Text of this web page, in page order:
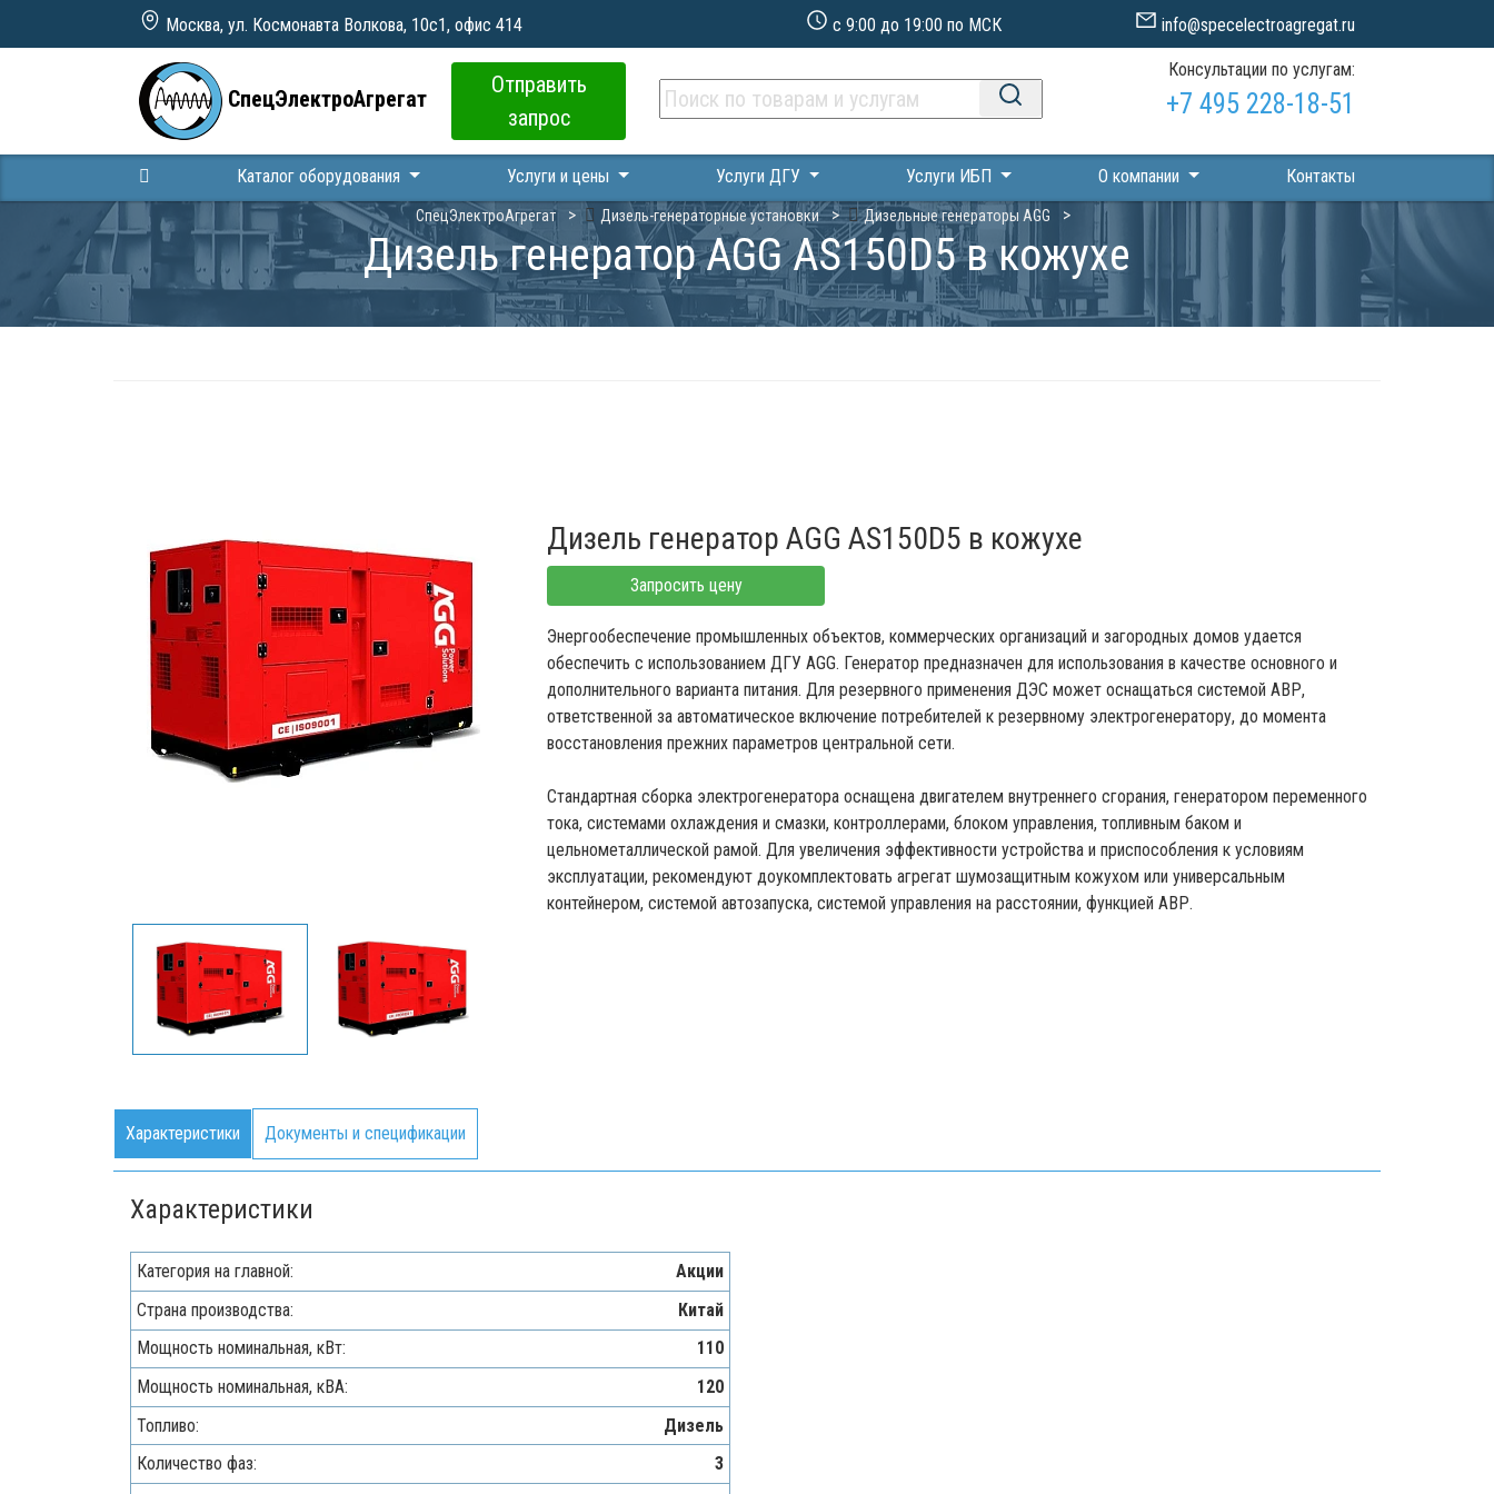
Москва, ул. Космонавта Волкова, 10с1, офис 414 с 9:00 до 19:00 по МСК info@specelectroagregat.ru
СпецЭлектроАгрегат
Отправить
запрос
Консультации по услугам:
+7 495 228-18-51
Каталог оборудования Услуги и цены Услуги ДГУ Услуги ИБП О компании Контакты
СпецЭлектроАгрегат Дизель-генераторные установки Дизельные генераторы AGG
Дизель генератор AGG AS150D5 в кожухе
Дизель генератор AGG AS150D5 в кожухе
Запросить цену
Энергообеспечение промышленных объектов, коммерческих организаций и загородных домов удается
обеспечить с использованием ДГУ AGG. Генератор предназначен для использования в качестве основного и
дополнительного варианта питания. Для резервного применения ДЭС может оснащаться системой АВР,
ответственной за автоматическое включение потребителей к резервному электрогенератору, до момента
восстановления прежних параметров центральной сети.
Стандартная сборка электрогенератора оснащена двигателем внутреннего сгорания, генератором переменного
тока, системами охлаждения и смазки, контроллерами, блоком управления, топливным баком и
цельнометаллической рамой. Для увеличения эффективности устройства и приспособления к условиям
эксплуатации, рекомендуют доукомплектовать агрегат шумозащитным кожухом или универсальным
контейнером, системой автозапуска, системой управления на расстоянии, функцией АВР.
Характеристики Документы и спецификации
Характеристики
Категория на главной:
Акции
Страна производства:
Китай
Мощность номинальная, кВт:
110
Мощность номинальная, кВА:
120
Топливо:
Дизель
Количество фаз:
3